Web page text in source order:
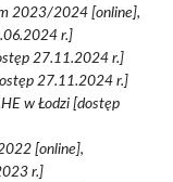
2023/2024 [online],
r.]
27.11.2024 r.]
27.11.2024 r.]
w Łodzi [dostęp
[online],
r.]